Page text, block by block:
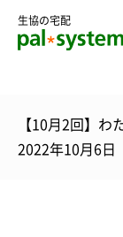
生協の宅配
【10月2回】わ
2022年10月6日